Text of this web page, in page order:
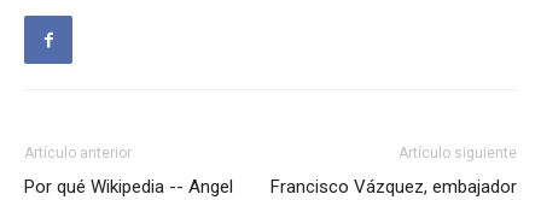
Artículo anterior
Por qué Wikipedia -- Angel
Artículo siguiente
Francisco Vázquez, embajador